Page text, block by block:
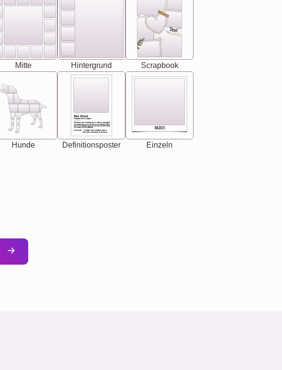
Mitte Hintergrund
Text
Scrapbook
Hunde
Best Friend
[<NAME>] Noun, feminie
Synonyms: Soulmate, closet confidante, sister at
heart person, life partner in adventure.
The person who understands you without explanation
you accepts just as you are. She's your partner in life's,
chaos your biggest supporter, and the one with whom
you share your best memories.
Definitionsposter
PARIS
Einzeln